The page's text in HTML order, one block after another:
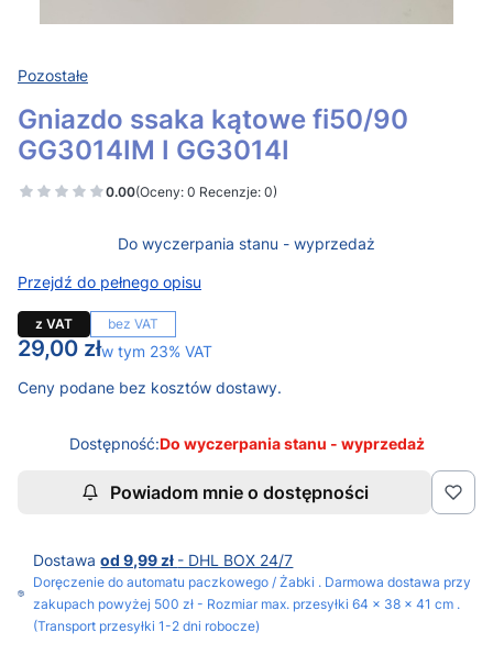
Pozostałe
Gniazdo ssaka kątowe fi50/90
GG3014IM I GG3014I
0.00(Oceny: 0 Recenzje: 0)
Do wyczerpania stanu - wyprzedaż
Przejdź do pełnego opisu
z VAT bez VAT
Cena
29,00 złw tym 23% VAT
w tym 23% VAT
Ceny podane bez kosztów dostawy.
Dostępność:Do wyczerpania stanu - wyprzedaż
Powiadom mnie o dostępności
Dostawaod 9,99 zł - DHL BOX 24/7
Doręczenie do automatu paczkowego / Żabki . Darmowa dostawa przy
zakupach powyżej 500 zł - Rozmiar max. przesyłki 64 x 38 x 41 cm .
(Transport przesyłki 1-2 dni robocze)